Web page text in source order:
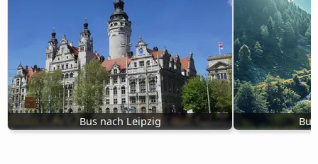
Bus nach Leipzig